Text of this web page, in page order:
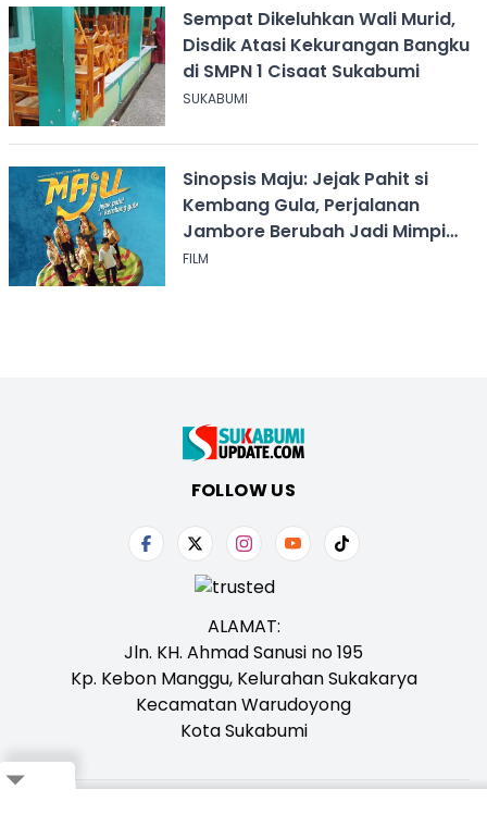
Sempat Dikeluhkan Wali Murid,
Disdik Atasi Kekurangan Bangku
di SMPN 1 Cisaat Sukabumi
SUKABUMI
Sinopsis Maju: Jejak Pahit si
Kembang Gula, Perjalanan
Jambore Berubah Jadi Mimpi
Buruk
FILM
FOLLOW US
ALAMAT:
Jln. KH. Ahmad Sanusi no 195
Kp. Kebon Manggu, Kelurahan Sukakarya
Kecamatan Warudoyong
Kota Sukabumi